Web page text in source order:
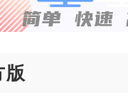
版